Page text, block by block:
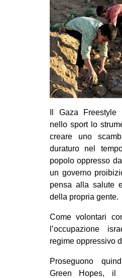
Il Gaza Freestyle
nello sport lo
creare uno
duraturo nel
popolo oppresso
un governo
pensa alla salute
della propria gente.
Come volontari
l’occupazione
regime oppressivo
Proseguono
Green Hopes, il